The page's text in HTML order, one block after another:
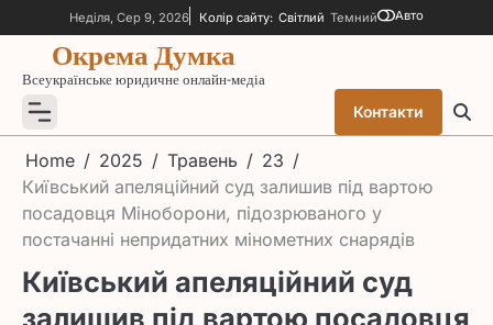
to
content
Неділя, Сер 9, 2026 Колір сайту: Світлий Темний Авто
Окрема Думка
Всеукраїнське юридичне онлайн-медіа
Контакти
Home 2025 Травень
23
Київський апеляційний суд залишив під вартою
посадовця Міноборони, підозрюваного у
постачанні непридатних мінометних снарядів
Київський апеляційний суд
залишив під вартою посадовця